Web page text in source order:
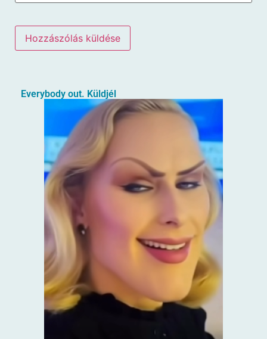
Everybody out. Küldjél